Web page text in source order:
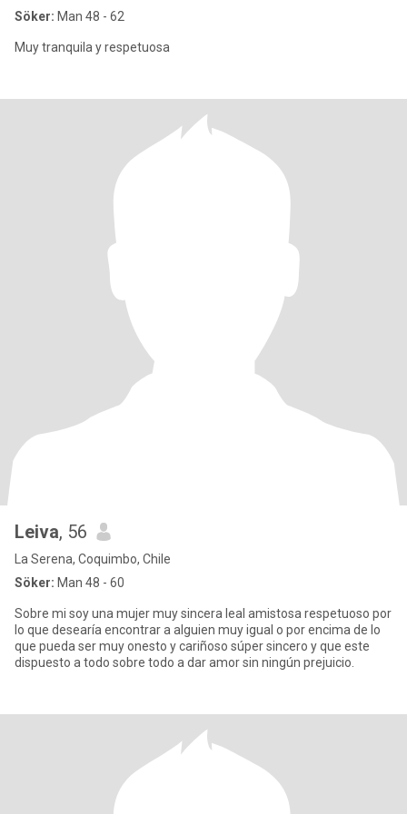
Söker: Man 48 - 62
Muy tranquila y respetuosa
Leiva, 56
La Serena, Coquimbo, Chile
Söker: Man 48 - 60
Sobre mi soy una mujer muy sincera leal amistosa respetuoso por
lo que desearía encontrar a alguien muy igual o por encima de lo
que pueda ser muy onesto y cariñoso súper sincero y que este
dispuesto a todo sobre todo a dar amor sin ningún prejuicio.